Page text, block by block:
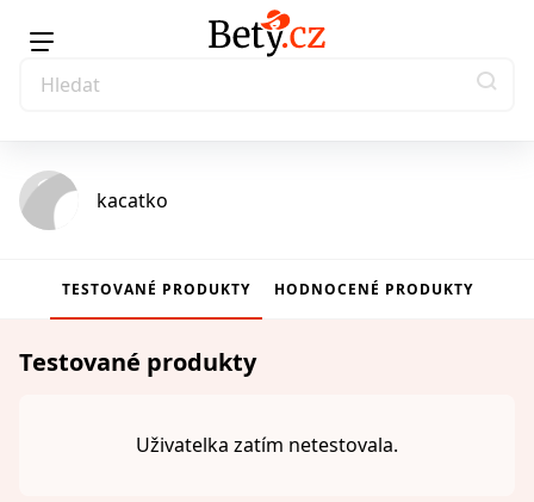
kacatko
TESTOVANÉ PRODUKTY HODNOCENÉ PRODUKTY
Testované produkty
Uživatelka zatím netestovala.